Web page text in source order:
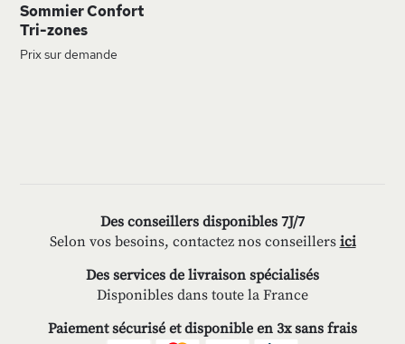
Sommier Confort
Tri-zones
Prix sur demande
Des conseillers disponibles 7J/7
Selon vos besoins, contactez nos conseillers ici
Des services de livraison spécialisés
Disponibles dans toute la France
Paiement sécurisé et disponible en 3x sans frais